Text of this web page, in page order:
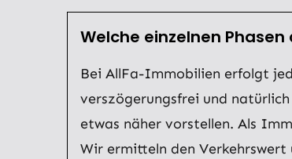
Welche einzelnen
Bei AllFa-Immobilien erfolgt
verszögerungsfrei und
etwas näher vorstellen. Als
Wir ermitteln den